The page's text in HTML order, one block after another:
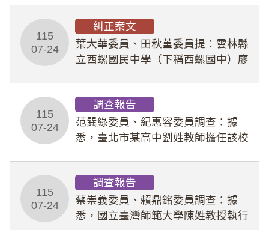
業把關與糾錯功能，不僅首份調查報
告漏未審酌師生不
115
07-24
糾正案文
葉大華委員、田秋堇委員提：雲林縣
立西螺國民中學（下稱西螺國中）廖
教羽球隊學生等行為，歷經該校校園
事件處理會議（下
115
07-24
調查報告
范巽綠委員、紀惠容委員調查：據
悉，臺北市某高中劉姓教師擔任該校
行拍攝特定樣態性影像並以手機傳送
劉師。該生因畏懼成
115
07-24
調查報告
蔡崇義委員、賴鼎銘委員調查：據
悉，國立臺灣師範大學陳姓教授執行